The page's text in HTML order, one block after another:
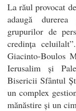
La răul provocat
adaugă
grupurilor de
credința
Giacinto-Boulos
Ierusalim și
Bisericii Sfântul
un complex
mănăstire și un